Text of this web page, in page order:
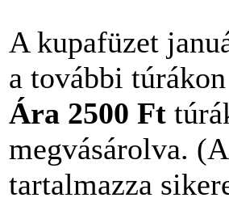
A kupafüzet
a további
Ára 2500 Ft
megvásárolva.
tartalmazza